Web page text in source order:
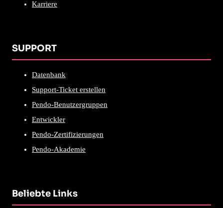
Karriere
SUPPORT
Datenbank
Support-Ticket erstellen
Pendo-Benutzergruppen
Entwickler
Pendo-Zertifizierungen
Pendo-Akademie
Beliebte Links